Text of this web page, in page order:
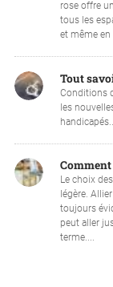
rose offre
tous les
et même en
Tout
Conditions
les
handicapés....
Le choix
légère.
toujours
peut aller
terme....